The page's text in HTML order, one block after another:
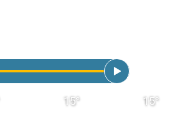
15° 15°